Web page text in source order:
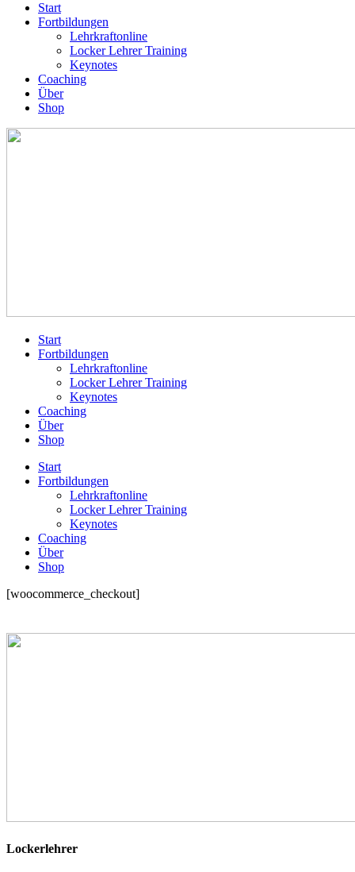
Start
Fortbildungen
Lehrkraftonline
Locker Lehrer Training
Keynotes
Coaching
Über
Shop
Start
Fortbildungen
Lehrkraftonline
Locker Lehrer Training
Keynotes
Coaching
Über
Shop
Start
Fortbildungen
Lehrkraftonline
Locker Lehrer Training
Keynotes
Coaching
Über
Shop
[woocommerce_checkout]
Lockerlehrer